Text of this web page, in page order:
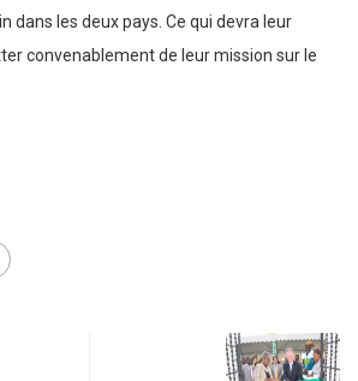
dans les deux pays. Ce qui devra leur
convenablement de leur mission sur le